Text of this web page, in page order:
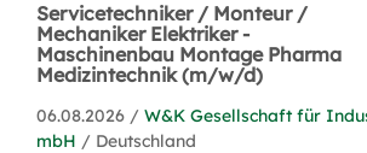
Servicetechniker / Monteur /
Mechaniker Elektriker -
Maschinenbau Montage Pharma
Medizintechnik (m/w/d)
06.08.2026 / W&K Gesellschaft für
mbH / Deutschland